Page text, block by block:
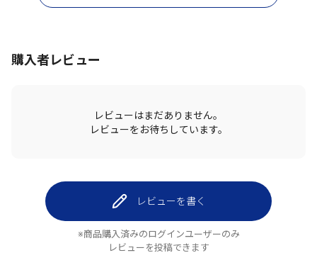
購入者レビュー
レビューはまだありません。
レビューをお待ちしています。
レビューを書く
※商品購入済みのログインユーザーのみ
レビューを投稿できます